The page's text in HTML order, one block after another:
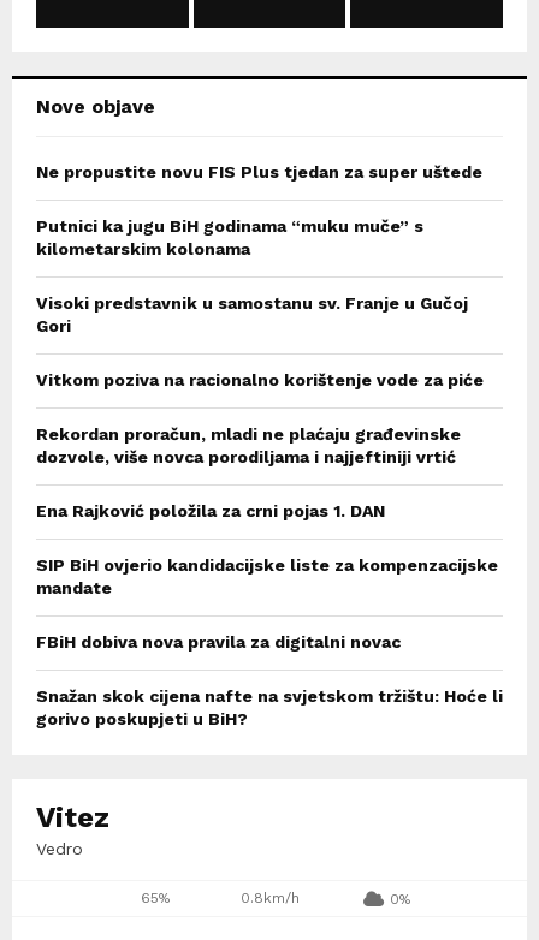
Nove objave
Ne propustite novu FIS Plus tjedan za super uštede
Putnici ka jugu BiH godinama “muku muče” s
kilometarskim kolonama
Visoki predstavnik u samostanu sv. Franje u Gučoj
Gori
Vitkom poziva na racionalno korištenje vode za piće
Rekordan proračun, mladi ne plaćaju građevinske
dozvole, više novca porodiljama i najjeftiniji vrtić
Ena Rajković položila za crni pojas 1. DAN
SIP BiH ovjerio kandidacijske liste za kompenzacijske
mandate
FBiH dobiva nova pravila za digitalni novac
Snažan skok cijena nafte na svjetskom tržištu: Hoće li
gorivo poskupjeti u BiH?
Vitez
Vedro
65% 0.8km/h 0%